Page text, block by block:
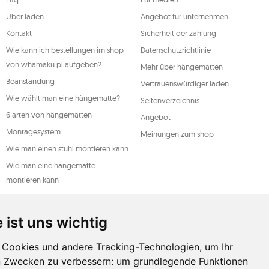
ist uns wichtig
und andere Tracking-Technologien, um Ihr
zu verbessern: um grundlegende Funktionen
oder per Brief an die registrierte
Über laden
Kontakt
Wie kann ich bestellungen im shop
von whamaku.pl aufgeben?
Beanstandung
Wie wählt man eine hängematte?
6 arten von hängematten
Montagesystem
Wie man einen stuhl montieren kann
Wie man eine hängematte
montieren kann
Angebot für unternehmen
Sicherheit der zahlung
Datenschutzrichtlinie
Mehr über hängematten
Vertrauenswürdiger laden
Seitenverzeichnis
Angebot
Meinungen zum shop